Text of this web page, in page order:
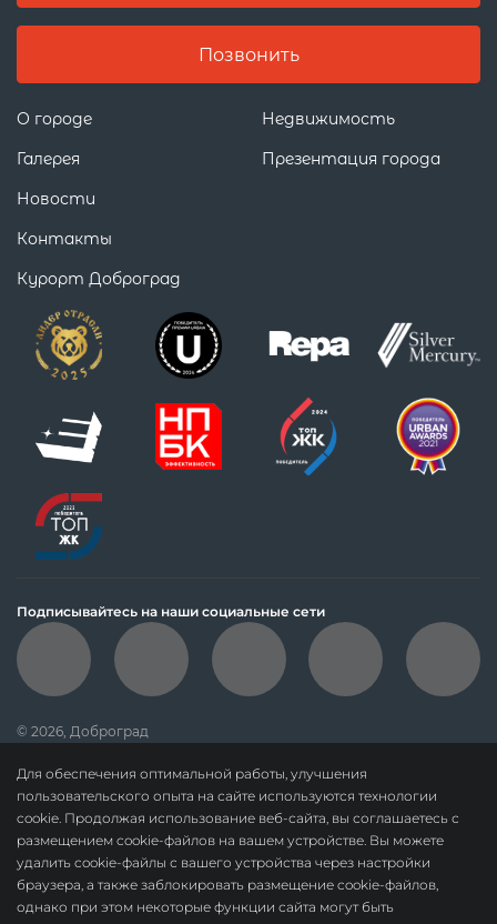
Для обеспечения оптимальной работы, улучшения
пользовательского опыта на сайте используются технологии
cookie. Продолжая использование веб-сайта, вы соглашаетесь с
размещением cookie-файлов на вашем устройстве. Вы можете
удалить cookie-файлы с вашего устройства через настройки
браузера, а также заблокировать размещение cookie-файлов,
однако при этом некоторые функции сайта могут быть
О городе
Недвижимость
Галерея
Новости
Контакты
Курорт Доброград
Презентация города
Позвонить
Подписывайтесь на наши социальные сети
© 2026, Доброград
данные о результатах СОУТ
политика о недопущении дискриминации
карта сайта
По вопросам сотрудничества:dobrograd@askonalife.com